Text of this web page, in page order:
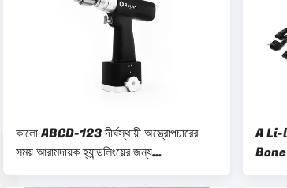
কালো ABCD-123 দীর্ঘস্থায়ী অস্ত্রোপচারের
সময় আরামদায়ক হ্যান্ডলিংয়ের জন্য
ergonomic নকশা বৈশিষ্ট্যযুক্ত সার্জিক্যাল হাড়
A